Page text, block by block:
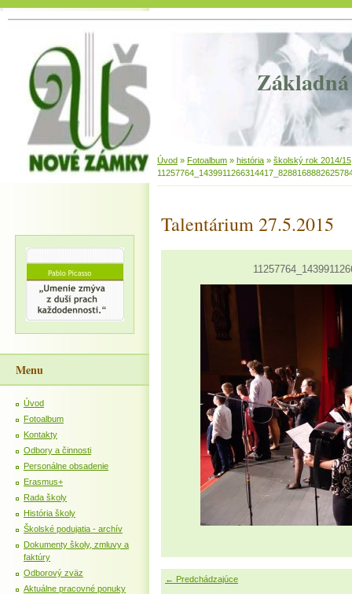
Základná
Úvod » Fotoalbum » história » školský rok 2014/15
Talentárium 27.5.2015
← Predchádzajúce
Menu
Úvod
Fotoalbum
Kontakty
Odbory a činnosti
Personálne obsadenie
Erasmus+
Rada školy
História školy
Školské podujatia - archív
Dokumenty školy, zmluvy a
faktúry
Odborový zväz
Aktuálne pracovné ponuky